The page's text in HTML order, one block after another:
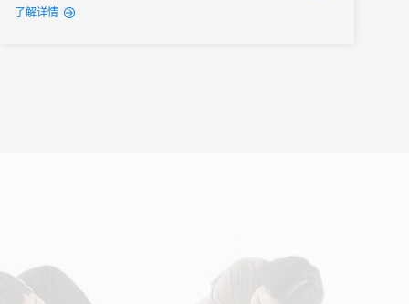
信息传递准确性，进而为会议参与度注入新活力。
公关活动
发布会
了解详情